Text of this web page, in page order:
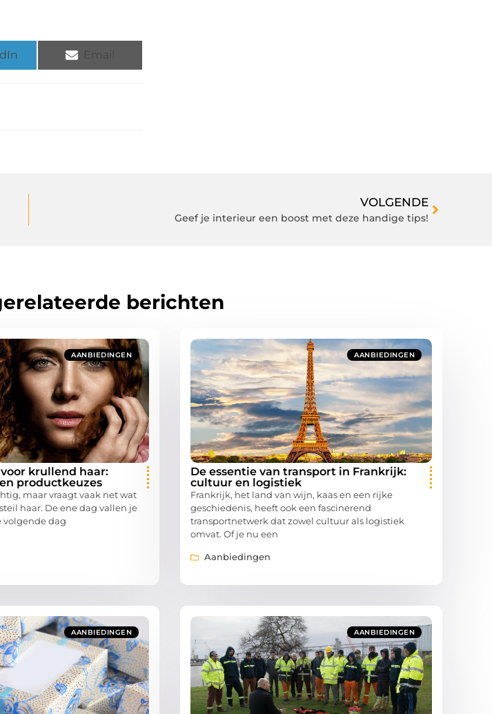
VOLGENDE
Geef je interieur een boost met deze handige tips!
berichten
AANBIEDINGEN
krullend haar:
productkeuzes
maar vraagt vaak net wat
haar. De ene dag vallen je
volgende dag
AANBIEDINGEN
De essentie van transport in Frankrijk:
cultuur en logistiek
Frankrijk, het land van wijn, kaas en een rijke
geschiedenis, heeft ook een fascinerend
transportnetwerk dat zowel cultuur als logistiek
omvat. Of je nu een
Aanbiedingen
AANBIEDINGEN AANBIEDINGEN